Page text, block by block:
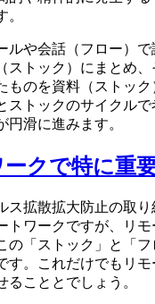
ルや会話（フロー）
ストック）にまとめ
ものを資料（ストッ
ストックのサイクルで
円滑に進みます。
ークで特に重
ス拡散拡大防止の取
トワークですが、リモ
の「ストック」と「
す。これだけでもリ
ることとでしょう。